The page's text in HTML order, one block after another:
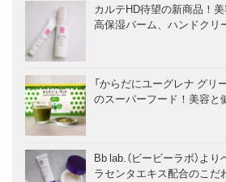
カルテHD待望の新商品！美
高保湿バーム、ハンドクリ
「からだにユーグレナ グリ
のスーパーフード！美容と
Bb lab.（ビービーラボ）よ
ラセンタエキス配合のこだ